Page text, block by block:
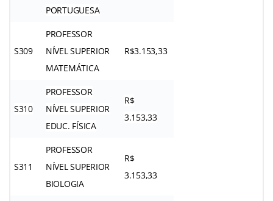
PORTUGUESA
S309
PROFESSOR
NÍVEL SUPERIOR
MATEMÁTICA
R$3.153,33
S310
PROFESSOR
NÍVEL SUPERIOR
EDUC. FÍSICA
R$
3.153,33
S311
PROFESSOR
NÍVEL SUPERIOR
BIOLOGIA
R$
3.153,33